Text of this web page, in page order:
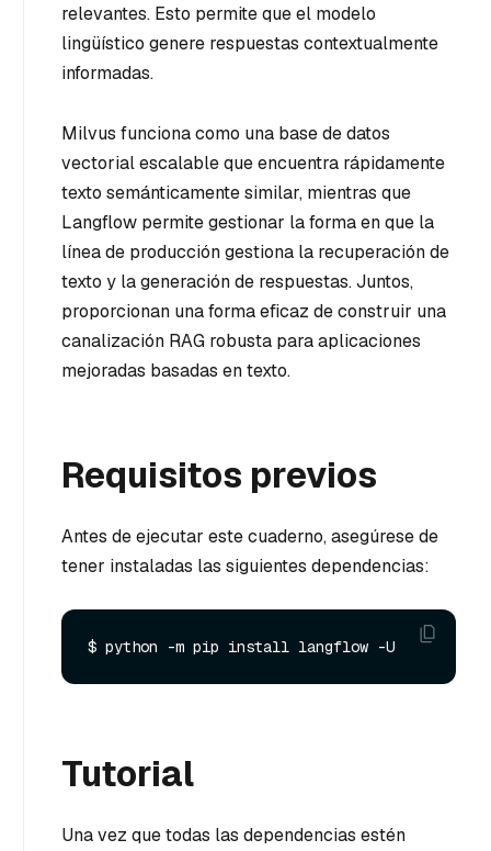
relevantes. Esto permite que el modelo
lingüístico genere respuestas contextualmente
informadas.
Milvus funciona como una base de datos
vectorial escalable que encuentra rápidamente
texto semánticamente similar, mientras que
Langflow permite gestionar la forma en que la
línea de producción gestiona la recuperación de
texto y la generación de respuestas. Juntos,
proporcionan una forma eficaz de construir una
canalización RAG robusta para aplicaciones
mejoradas basadas en texto.
Requisitos previos
Antes de ejecutar este cuaderno, asegúrese de
tener instaladas las siguientes dependencias:
Tutorial
Una vez que todas las dependencias estén